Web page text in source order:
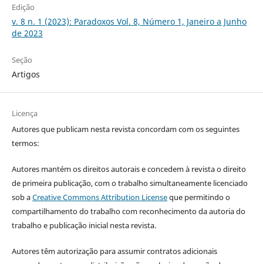
Edição
v. 8 n. 1 (2023): Paradoxos Vol. 8, Número 1, Janeiro a Junho
de 2023
Seção
Artigos
Licença
Autores que publicam nesta revista concordam com os seguintes
termos:
Autores mantém os direitos autorais e concedem à revista o direito
de primeira publicação, com o trabalho simultaneamente licenciado
sob aCreative Commons Attribution Licenseque permitindo o
compartilhamento do trabalho com reconhecimento da autoria do
trabalho e publicação inicial nesta revista.
Autores têm autorização para assumir contratos adicionais